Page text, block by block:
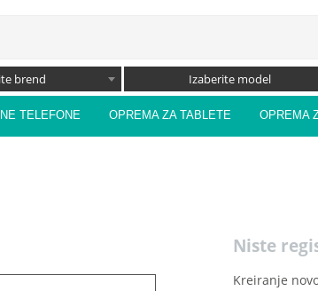
brend Izaberite model
TELEFONE OPREMA ZA TABLETE OPREMA
Niste
Kreiranje